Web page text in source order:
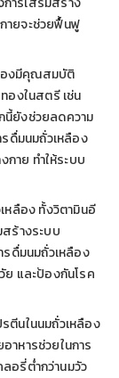
ายจะช่วยฟื้นฟู
องมีคุณสมบัติ
องในสตรี เช่น
นี้ยังช่วยลดความ
รดื่มนมถั่วเหลือง
าย ทำให้ระบบ
หลือง ทั้งวิตามินอี
ร้างระบบ
รดื่มนมถั่วเหลือง
ย และป้องกันโรค
รตีนในนมถั่วเหลือง
าหารช่วยในการ
อรี่ต่ำกว่านมวัว